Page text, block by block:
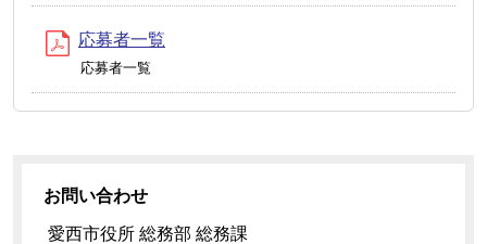
応募者一覧
応募者一覧
お問い合わせ
愛西市役所 総務部 総務課